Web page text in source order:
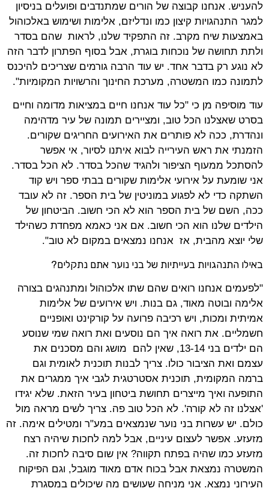
להעניש. אנחנו קבוצה של הורים שמתנדבים ופועלים בניסיון
למגר התנהגויות קיצון כמו ונדליזם, אלימות ושימוש באלכוהול
באמצעות שיח מקרב. זה התפקיד שלנו, לראות שהם בסדר
ולתת תחושה של נוכחות בוגרת, אבל בסוף הפתרון לדבר הזה
לא נוגע רק בדבר אחד. יש עוד הרבה גורמים שצריכים להיכנס
לתמונה כמו המשטרה, מערכת החינוך והרשויות המקומיות".
עוד מוסיפה מן כי "כל עוד אנחנו חיים במציאות מדומה וחיים
בסרט שאצלנו הכל טוב, ומציירים תמונה של עיר מדהימה
ונהדרת, ככה לא פותרים את האירועים החריגים שקורים.
הזמנתי את ראש העירייה לבוא איתנו לסיור, אי אפשר
להסתכל ממעוף הציפור ולהגיד שהכל בסדר. לא הכל בסדר.
אני שומעת על אירועי אלימות שקורים בבתי ספר ויש קוד
השתקה כדי לא לפגוע במוניטין של בית הספר. זה לא עובד
ככה, השם של בית הספר הוא לא הכי חשוב. הביטחון של
הילדים שלנו הוא הכי חשוב. אם אני כאמא מפחדת כשהילד
שלי יוצא מהבית, אז אנחנו נמצאים במקום לא טוב".
באילו התנהגויות בעייתיות של בני נוער אתם נתקלים?
"לפעמים אנחנו רואים שהם שתו אלכוהול ומתנהגים בצורה
אלימה ובוטה מאוד, גם בנות. ויש אירועים של אלימות
אמיתית ומכות, ויש רכיבה פרועה על קורקינט ואופניים
חשמליים. את רואה איך הם נוסעים ואת רואה שמי שנוסע
הם ילדים בני 13-14, שאין להם מושג והם מסכנים את
עצמם ואת הציבור כולו. צריך לבנות תוכנית לאומית וגם
ברמה המקומית, תוכנית אסטרטגית לגבי איך ממגרים את
התופעה ואיך מייצרים תחושת ביטחון בעיר הזאת. שלא יגידו
'אצלנו זה לא קורה'. לא הכל טוב פה. צריך לשים מראה מול
כולם. יש עשרות בני נוער שנמצאים במע"ר ומטילים אימה. זה
מזעזע. אפשר לעצום עיניים, אבל למה לחכות שיהיה רצח
מזעזע כמו שהיה בפתח תקווה? אין שום סיבה לחכות זה.
המשטרה נמצאת אבל בכוח אדם מאוד מוגבל, וגם הפיקוח
העירוני נמצא. אני מניחה שעושים מה שיכולים במסגרת